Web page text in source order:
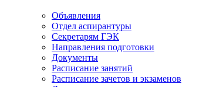
Объявления
Отдел аспирантуры
Секретарям ГЭК
Направления подготовки
Документы
Расписание занятий
Расписание зачетов и экзаменов